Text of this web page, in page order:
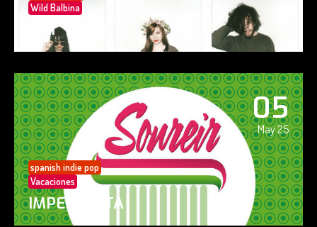
Wild Balbina
EAT TACOS
05
May 25
spanish indie pop
Vacaciones
IMPERFECTA